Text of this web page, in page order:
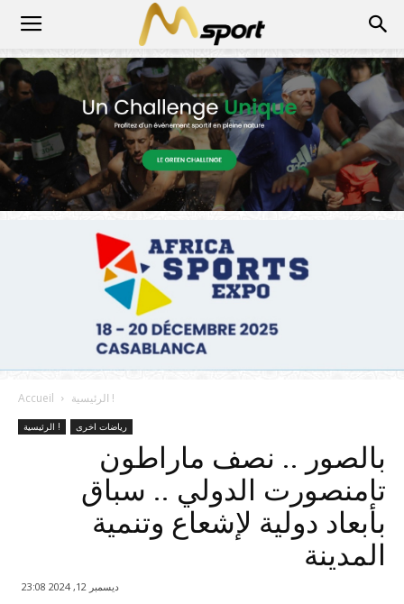
Accueil الرئيسية !
الرئيسية ! رياضات اخرى
بالصور .. نصف ماراطون
تامنصورت الدولي .. سباق
بأبعاد دولية لإشعاع وتنمية
المدينة
ديسمبر 12, 2024 23:08